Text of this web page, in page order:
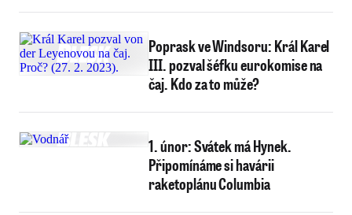
Poprask ve Windsoru: Král Karel
III. pozval šéfku eurokomise na
čaj. Kdo za to může?
1. únor: Svátek má Hynek.
Připomínáme si havárii
raketoplánu Columbia